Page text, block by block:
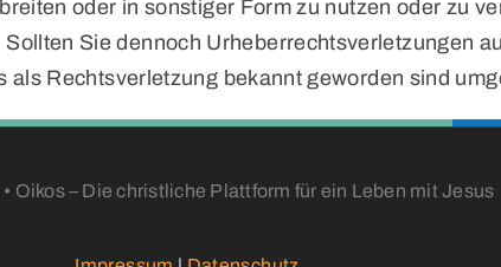
oder in sonstiger Form zu nutzen oder zu
Sie dennoch Urheberrechtsverletzungen
Rechtsverletzung bekannt geworden sind
Oikos – Die christliche Plattform für ein Leben mit Jesus